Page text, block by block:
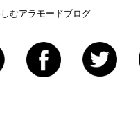
むアラモードブログ